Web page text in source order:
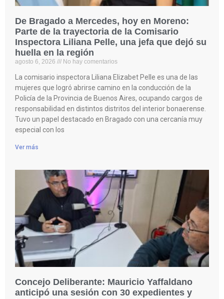
De Bragado a Mercedes, hoy en Moreno:
Parte de la trayectoria de la Comisario
Inspectora Liliana Pelle, una jefa que dejó su
huella en la región
agosto 6, 2026 No hay comentarios
La comisario inspectora Liliana Elizabet Pelle es una de las
mujeres que logró abrirse camino en la conducción de la
Policía de la Provincia de Buenos Aires, ocupando cargos de
responsabilidad en distintos distritos del interior bonaerense.
Tuvo un papel destacado en Bragado con una cercanía muy
especial con los
Ver más
Concejo Deliberante: Mauricio Yaffaldano
anticipó una sesión con 30 expedientes y